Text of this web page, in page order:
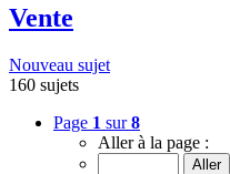
Vente
Nouveau sujet
160 sujets
Page 1 sur8
Aller à la page :